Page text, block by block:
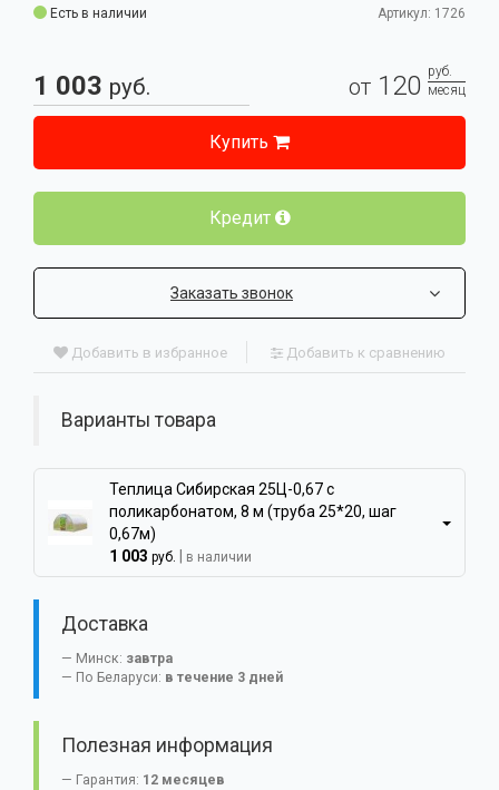
Есть в наличии Артикул: 1726
1 003 руб. от 120 руб.
месяц
Купить
Кредит
Заказать звонок
Добавить в избранное Добавить к сравнению
Варианты товара
Теплица Сибирская 25Ц-0,67 с
поликарбонатом, 8 м (труба 25*20, шаг
0,67м)
1 003 руб. в наличии
Доставка
Минск: завтра
По Беларуси: в течение 3 дней
Полезная информация
Гарантия: 12 месяцев